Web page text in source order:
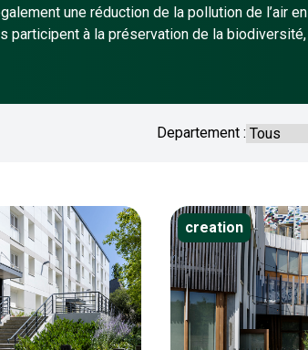
une réduction de la pollution de l’air
participent à la préservation de la
Departement :
creation